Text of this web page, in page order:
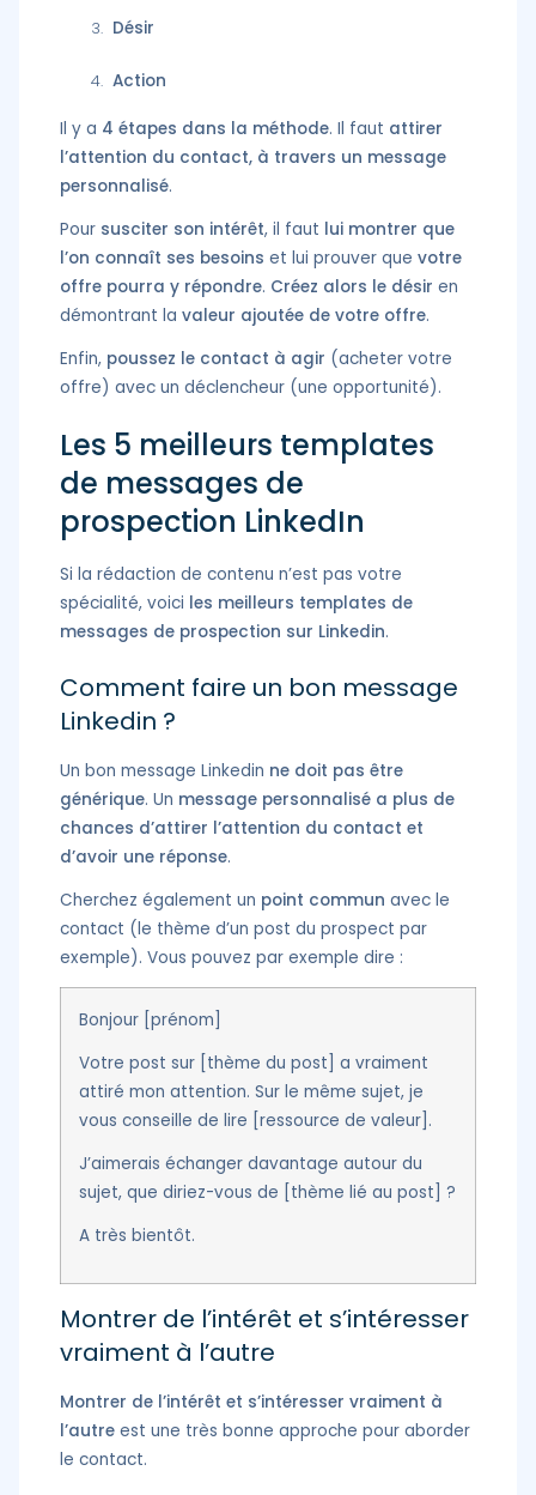
Désir
Action
Il y a 4 étapes dans la méthode. Il faut attirer
l’attention du contact, à travers un message
personnalisé.
Pour susciter son intérêt, il faut lui montrer que
l’on connaît ses besoins et lui prouver que votre
offre pourra y répondre. Créez alors le désir en
démontrant la valeur ajoutée de votre offre.
Enfin, poussez le contact à agir (acheter votre
offre) avec un déclencheur (une opportunité).
Les 5 meilleurs templates
de messages de
prospection LinkedIn
Si la rédaction de contenu n’est pas votre
spécialité, voici les meilleurs templates de
messages de prospection sur Linkedin.
Comment faire un bon message
Linkedin ?
Un bon message Linkedin ne doit pas être
générique. Un message personnalisé a plus de
chances d’attirer l’attention du contact et
d’avoir une réponse.
Cherchez également un point commun avec le
contact (le thème d’un post du prospect par
exemple). Vous pouvez par exemple dire :
Bonjour [prénom]
Votre post sur [thème du post] a vraiment
attiré mon attention. Sur le même sujet, je
vous conseille de lire [ressource de valeur].
J’aimerais échanger davantage autour du
sujet, que diriez-vous de [thème lié au post] ?
A très bientôt.
Montrer de l’intérêt et s’intéresser
vraiment à l’autre
Montrer de l’intérêt et s’intéresser vraiment à
l’autre est une très bonne approche pour aborder
le contact.